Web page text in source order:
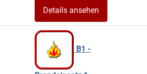
Details ansehen
B1 -